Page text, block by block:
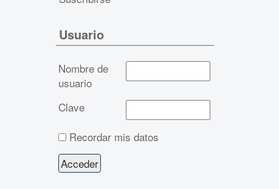
Usuario
Nombre de
usuario
Clave
Recordar mis datos